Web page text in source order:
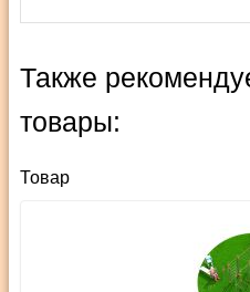
Также
товары:
Товар